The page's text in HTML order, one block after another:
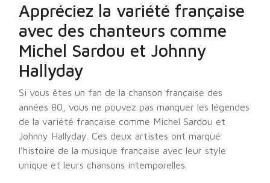
Appréciez la variété française
avec des chanteurs comme
Michel Sardou et Johnny
Hallyday
Si vous êtes un fan de la chanson française des
années 80, vous ne pouvez pas manquer les légendes
de la variété française comme Michel Sardou et
Johnny Hallyday. Ces deux artistes ont marqué
l’histoire de la musique française avec leur style
unique et leurs chansons intemporelles.